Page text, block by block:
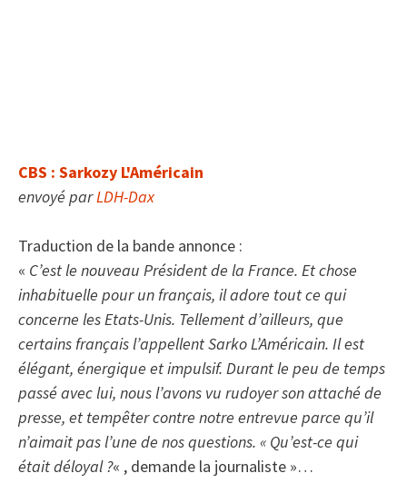
CBS : Sarkozy L'Américain
envoyé parLDH-Dax
Traduction de la bande annonce :
« C’est le nouveau Président de la France. Et chose
inhabituelle pour un français, il adore tout ce qui
concerne les Etats-Unis. Tellement d’ailleurs, que
certains français l’appellent Sarko L’Américain. Il est
élégant, énergique et impulsif. Durant le peu de temps
passé avec lui, nous l’avons vu rudoyer son attaché de
presse, et tempêter contre notre entrevue parce qu’il
n’aimait pas l’une de nos questions. « Qu’est-ce qui
était déloyal ?« , demande la journaliste »…